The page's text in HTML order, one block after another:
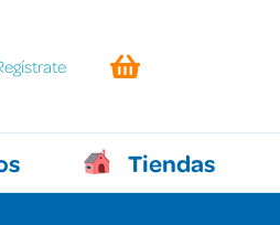
Tiendas